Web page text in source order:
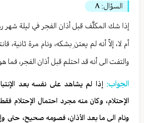
السؤال: ٨
إذا شك المكلَّف قبل أذان الفجر في ليلة شهر
أم لا، إلاّ أنه لم يعتنِ بشكه، ونام مرة ثانية،
والتفت الى أنه قد احتلم قبل أذان الفجر،
الجواب: إذا لم يشاهد على نفسه بعد
الإحتلام، وكان منه مجرد احتمال الإحتلام
ونام الى ما بعد الأذان، فصومه صحيح، حتى